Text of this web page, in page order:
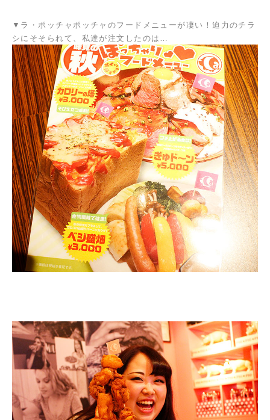
▼ラ・ポッチャポッチャのフードメニューが凄い！迫力のチラ
シにそそられて、私達が注文したのは…